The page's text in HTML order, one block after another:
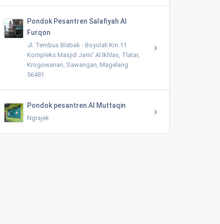
Pondok Pesantren Salafiyah Al
Furqon
Jl. Tembus Blabak - Boyolali Km.11
Kompleks Masjid Jami' Al Ikhlas, Tlatar,
Krogowanan, Sawangan, Magelang
56481
Pondok pesantren Al Muttaqin
Ngrajek